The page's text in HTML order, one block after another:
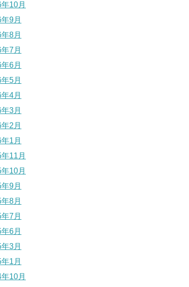
10月
9月
8月
7月
6月
5月
4月
3月
2月
1月
11月
10月
9月
8月
7月
6月
3月
1月
10月